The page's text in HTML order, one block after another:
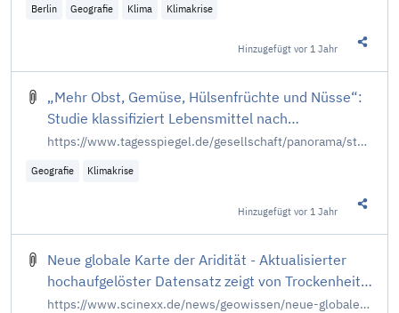
Berlin Geografie Klima Klimakrise
Hinzugefügtvor 1 Jahr
„Mehr Obst, Gemüse, Hülsenfrüchte und Nüsse“:
Studie klassifiziert Lebensmittel nach
Umweltauswirkungen
https://www.tagesspiegel.de/gesellschaft/panorama/studie-klassifiziert-lebensmittel-nach-umweltauswirkungen-8586916.html
Geografie Klimakrise
Hinzugefügtvor 1 Jahr
Neue globale Karte der Aridität - Aktualisierter
hochaufgelöster Datensatz zeigt von Trockenheit
betroffene Gebiete - scinexx.de
https://www.scinexx.de/news/geowissen/neue-globale-karte-der-ariditaet/